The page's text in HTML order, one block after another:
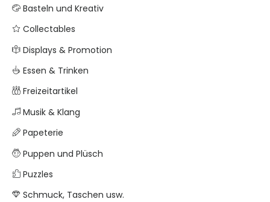
Basteln und Kreativ
Collectables
Displays & Promotion
Essen & Trinken
Freizeitartikel
Musik & Klang
Papeterie
Puppen und Plüsch
Puzzles
Schmuck, Taschen usw.